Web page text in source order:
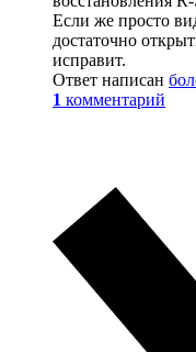
Если же просто
достаточно
исправит.
Ответ написан
1 комментарий